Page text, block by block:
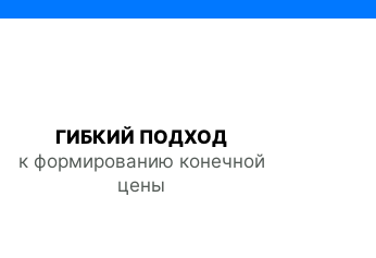
ГИБКИЙ ПОДХОД
к формированию конечной
цены